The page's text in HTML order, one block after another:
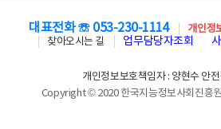
대표전화 ☏ 053-230-1114 개인정
찾아오시는 길
업무담당자조회
개인정보보호책임자 : 양현수 안
Copyright © 2020 한국지능정보사회진흥